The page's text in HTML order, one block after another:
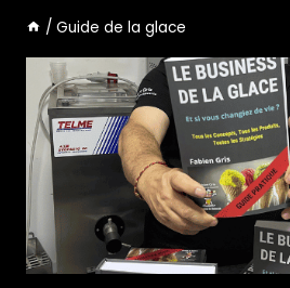
/ Guide de la glace